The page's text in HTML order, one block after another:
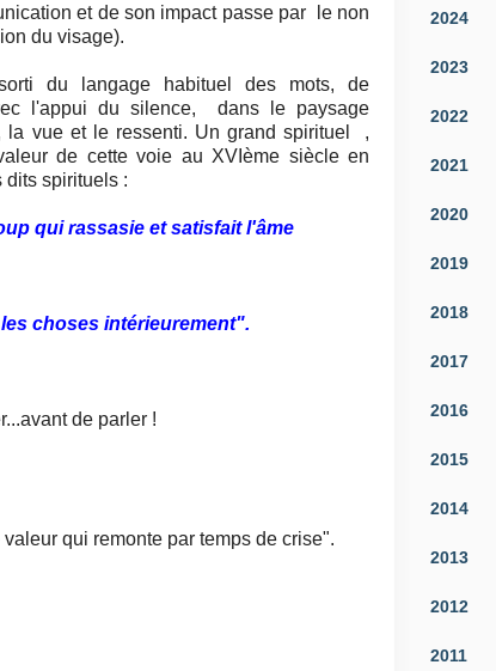
et de son impact passe par le non
du visage).
du langage habituel des mots, de
l'appui du silence, dans le paysage
la vue et le ressenti. Un grand spirituel ,
de cette voie au XVIème siècle en
dits spirituels :
qui rassasie et satisfait l'âme
choses intérieurement".
de parler !
qui remonte par temps de crise".
2024
2023
2022
2021
2020
2019
2018
2017
2016
2015
2014
2013
2012
2011